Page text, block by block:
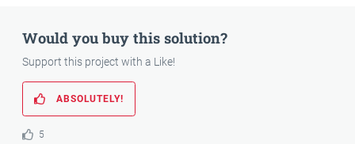
Would you buy this solution?
Support this project with a Like!
ABSOLUTELY!
5